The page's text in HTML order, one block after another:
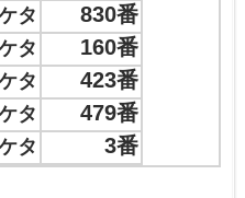
タ 830番
タ 160番
タ 423番
タ 479番
タ 3番